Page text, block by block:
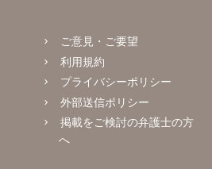
ご意見・ご要望
利用規約
プライバシーポリシー
外部送信ポリシー
掲載をご検討の弁護士の方
へ